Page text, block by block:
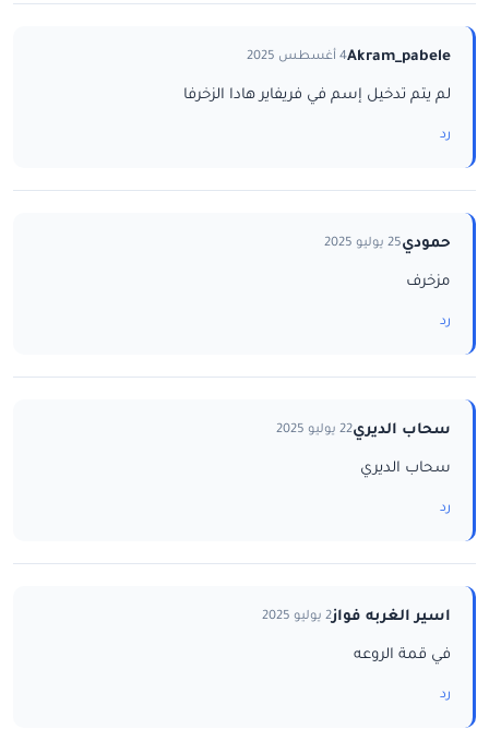
Akram_pabele4 أغسطس 2025
لم يتم تدخيل إسم في فريفاير هادا الزخرفا
رد
حمودي25 يوليو 2025
مزخرف
رد
سحاب الديري22 يوليو 2025
سحاب الديري
رد
اسير الغربه فواز2 يوليو 2025
في قمة الروعه
رد